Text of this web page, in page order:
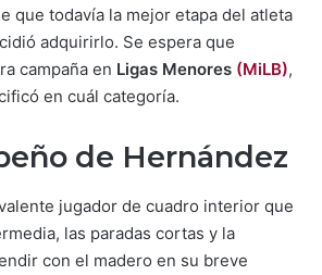
que todavía la mejor etapa del atleta
adquirirlo. Se espera que
campaña en Ligas Menores (MiLB),
en cuál categoría.
de Hernández
jugador de cuadro interior que
las paradas cortas y la
con el madero en su breve